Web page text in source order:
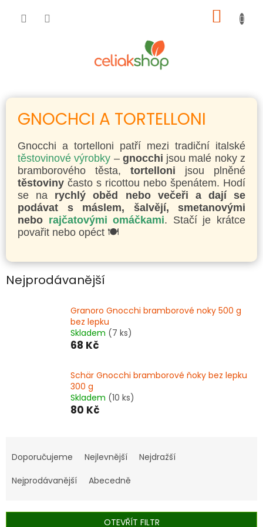
KOŠÍK
GNOCHCI A TORTELLONI
Gnocchi a tortelloni patří mezi tradiční italské
těstovinové výrobky – gnocchi jsou malé noky z
bramborového těsta, tortelloni jsou plněné
těstoviny často s ricottou nebo špenátem. Hodí
se na rychlý oběd nebo večeři a dají se
podávat s máslem, šalvějí, smetanovými
nebo rajčatovými omáčkami. Stačí je krátce
povařit nebo opéct 🍽️
Nejprodávanější
Granoro Gnocchi bramborové noky 500 g
bez lepku
Skladem (7 ks)
68 Kč
Schär Gnocchi bramborové ňoky bez lepku
300 g
Skladem (10 ks)
80 Kč
a
e
Doporučujeme Nejlevnější
Nejdražší
Nejprodávanější
Abecedně
OTEVŘÍT FILTR